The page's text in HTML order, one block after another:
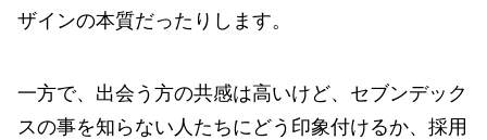
ザインの本質だったりします。
一方で、出会う方の共感は高いけど、セブンデック
スの事を知らない人たちにどう印象付けるか、採用